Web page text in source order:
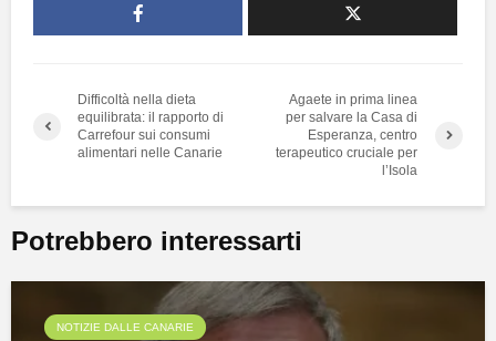
Difficoltà nella dieta
equilibrata: il rapporto di
Carrefour sui consumi
alimentari nelle Canarie
Agaete in prima linea
per salvare la Casa di
Esperanza, centro
terapeutico cruciale per
l’Isola
Potrebbero interessarti
NOTIZIE DALLE CANARIE